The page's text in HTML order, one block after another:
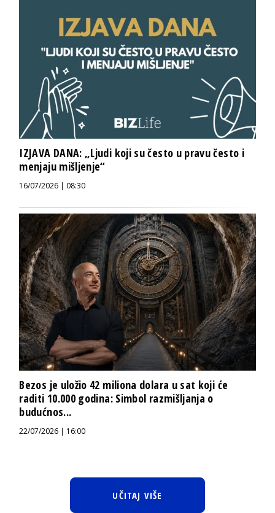
IZJAVA DANA: „Ljudi koji su često u pravu često i
menjaju mišljenje“
16/07/2026 | 08:30
Bezos je uložio 42 miliona dolara u sat koji će
raditi 10.000 godina: Simbol razmišljanja o
budućnos...
22/07/2026 | 16:00
UČITAJ VIŠE